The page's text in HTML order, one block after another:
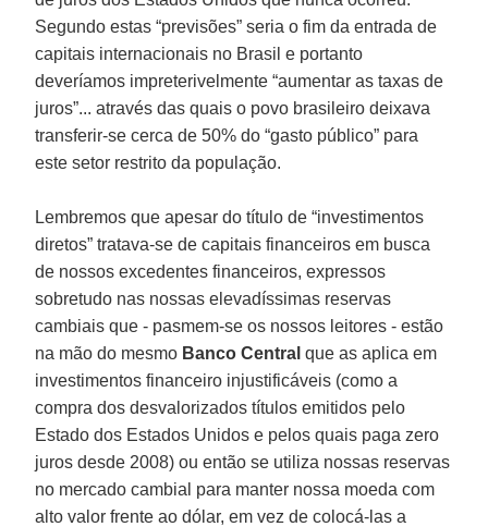
Segundo estas “previsões” seria o fim da entrada de
capitais internacionais no Brasil e portanto
deveríamos impreterivelmente “aumentar as taxas de
juros”... através das quais o povo brasileiro deixava
transferir-se cerca de 50% do “gasto público” para
este setor restrito da população.
Lembremos que apesar do título de “investimentos
diretos” tratava-se de capitais financeiros em busca
de nossos excedentes financeiros, expressos
sobretudo nas nossas elevadíssimas reservas
cambiais que - pasmem-se os nossos leitores - estão
na mão do mesmo Banco Central que as aplica em
investimentos financeiro injustificáveis (como a
compra dos desvalorizados títulos emitidos pelo
Estado dos Estados Unidos e pelos quais paga zero
juros desde 2008) ou então se utiliza nossas reservas
no mercado cambial para manter nossa moeda com
alto valor frente ao dólar, em vez de colocá-las a